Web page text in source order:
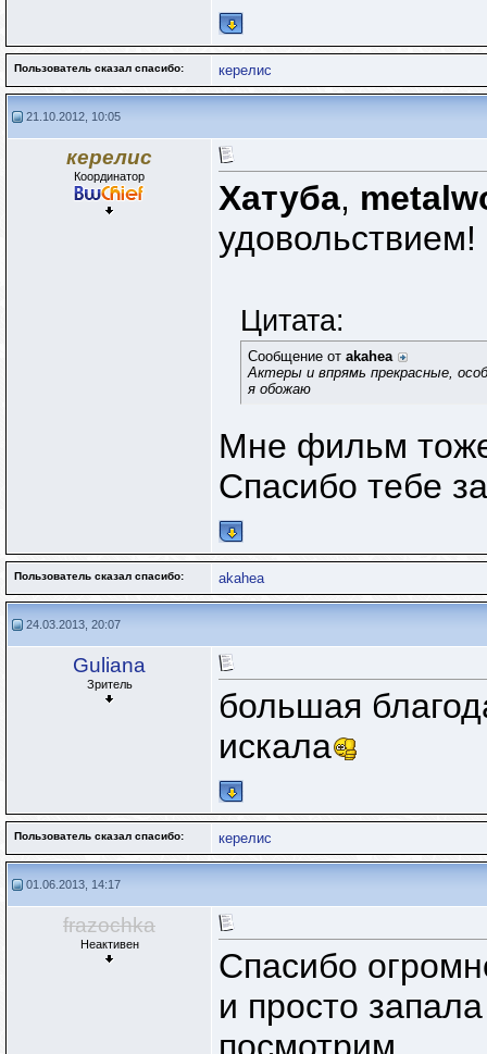
Пользователь сказал cпасибо: керелис
21.10.2012, 10:05
керелис
Координатор
Хатуба,
удовольствием!
Цитата:
Сообщение от akahea
Актеры и впрямь прекрасные,
я обожаю
Мне фильм
Спасибо тебе
Пользователь сказал cпасибо: akahea
24.03.2013, 20:07
Guliana
Зритель
большая
искала
Пользователь сказал cпасибо: керелис
01.06.2013, 14:17
frazochka
Неактивен
Спасибо
и просто